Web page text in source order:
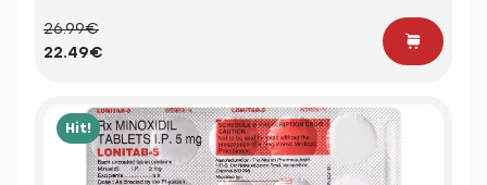
26.99€
22.49€
Hit!